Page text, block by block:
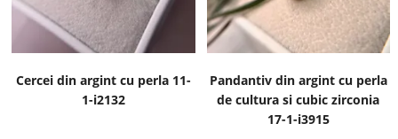
Cercei din argint cu perla 11-
1-i2132
Pandantiv din argint cu perla
de cultura si cubic zirconia
17-1-i3915